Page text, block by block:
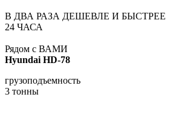
В ДВА РАЗА ДЕШЕВЛЕ И БЫСТРЕЕ
24 ЧАСА
Рядом с ВАМИ
Hyundai HD-78
грузоподъемность
3 тонны